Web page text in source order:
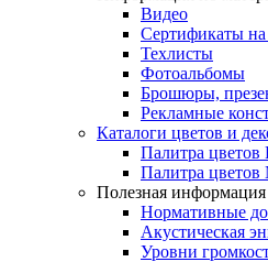
Видео
Сертификаты
Техлисты
Фотоальбомы
Брошюры,
Рекламные
Каталоги цветов и
Палитра цветов
Палитра цветов
Полезная информация
Нормативные
Акустическая
Уровни